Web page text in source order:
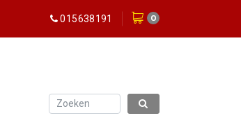
015638191 0